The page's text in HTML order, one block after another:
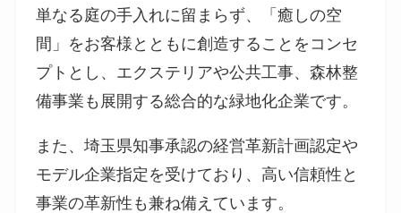
単なる庭の手入れに留まらず、「癒しの空
間」をお客様とともに創造することをコンセ
プトとし、エクステリアや公共工事、森林整
備事業も展開する総合的な緑地化企業です。
また、埼玉県知事承認の経営革新計画認定や
モデル企業指定を受けており、高い信頼性と
事業の革新性も兼ね備えています。